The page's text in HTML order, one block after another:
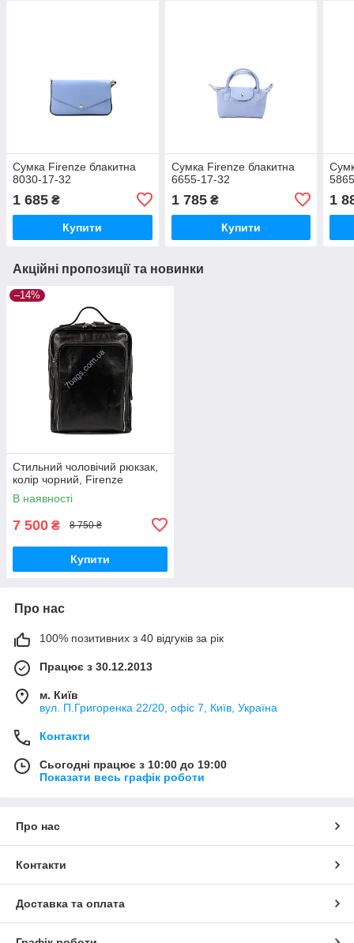
Сумка Firenze блакитна
8030-17-32
1 685 ₴
Купити
Сумка Firenze блакитна
6655-17-32
1 785₴
Купити
1
Акційні пропозиції та новинки
–14%
Стильний чоловічий рюкзак,
колір чорний, Firenze
В наявності
7 500 ₴ 8 750 ₴
Купити
Про нас
100% позитивних з 40 відгуків за рік
Працює з 30.12.2013
м. Київ
вул. П.Григоренка 22/20, офіс 7, Київ, Україна
Контакти
Сьогодні працює з 10:00 до 19:00
Показати весь графік роботи
Про нас
Контакти
Доставка та оплата